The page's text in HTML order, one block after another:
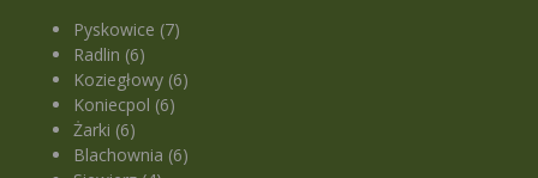
Pyskowice (7)
Radlin (6)
Koziegłowy (6)
Koniecpol (6)
Żarki (6)
Blachownia (6)